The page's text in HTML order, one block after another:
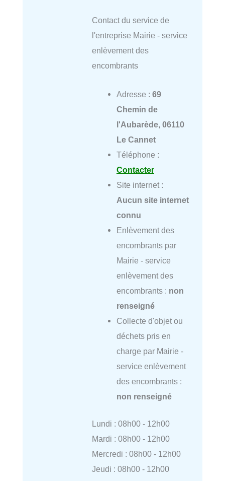
Contact du service de
l'entreprise Mairie - service
enlèvement des
encombrants
Adresse : 69
Chemin de
l'Aubarède, 06110
Le Cannet
Téléphone :
Contacter
Site internet :
Aucun site internet
connu
Enlèvement des
encombrants par
Mairie - service
enlèvement des
encombrants : non
renseigné
Collecte d'objet ou
déchets pris en
charge par Mairie -
service enlèvement
des encombrants :
non renseigné
Lundi : 08h00 - 12h00
Mardi : 08h00 - 12h00
Mercredi : 08h00 - 12h00
Jeudi : 08h00 - 12h00